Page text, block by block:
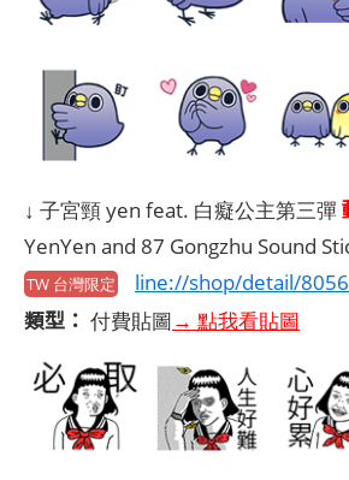
↓ 子宮頸 yen feat. 白癡公主第三彈
YenYen and 87 Gongzhu Sound
TW 台灣限定 line://shop/detail/8056
類型： 付費貼圖→ 點我看貼圖